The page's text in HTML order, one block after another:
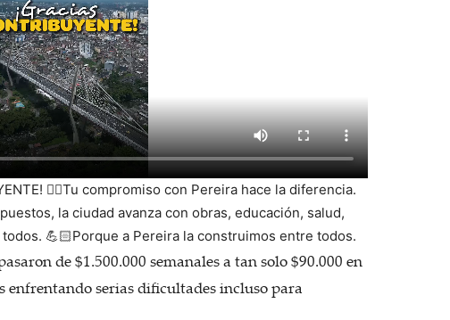
👌🏻Tu compromiso con Pereira hace la diferencia.
la ciudad avanza con obras, educación, salud,
💪🏻Porque a Pereira la construimos entre todos.
de $1.500.000 semanales a tan solo $90.000 en
enfrentando serias dificultades incluso para